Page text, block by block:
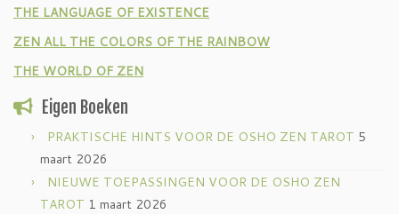
THE LANGUAGE OF EXISTENCE
ZEN ALL THE COLORS OF THE RAINBOW
THE WORLD OF ZEN
Eigen Boeken
PRAKTISCHE HINTS VOOR DE OSHO ZEN TAROT 5
maart 2026
NIEUWE TOEPASSINGEN VOOR DE OSHO ZEN
TAROT 1 maart 2026